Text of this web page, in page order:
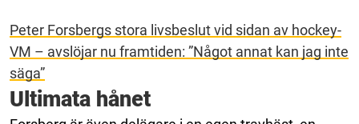
Peter Forsbergs stora livsbeslut vid sidan av hockey-
VM – avslöjar nu framtiden: ”Något annat kan jag inte
säga”
Ultimata hånet